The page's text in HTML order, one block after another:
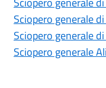
Sciopero generale
Sciopero generale
Sciopero generale